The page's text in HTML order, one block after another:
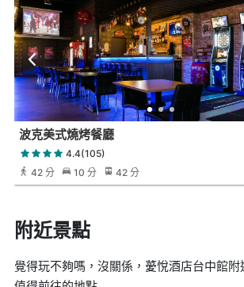
波克美式燒烤餐廳
4.4(105)
42 分
10 分 42 分
附近景點
覺得玩不夠嗎，沒關係，薆悅酒店台中館